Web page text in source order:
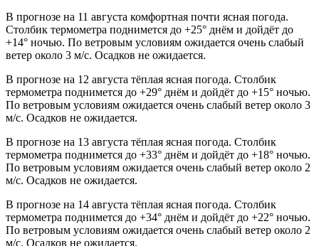
В прогнозе на 11 августа комфортная почти ясная погода.
Столбик термометра поднимется до +25° днём и дойдёт до
+14° ночью. По ветровым условиям ожидается очень слабый
ветер около 3 м/с. Осадков не ожидается.
В прогнозе на 12 августа тёплая ясная погода. Столбик
термометра поднимется до +29° днём и дойдёт до +15° ночью.
По ветровым условиям ожидается очень слабый ветер около 3
м/с. Осадков не ожидается.
В прогнозе на 13 августа тёплая ясная погода. Столбик
термометра поднимется до +33° днём и дойдёт до +18° ночью.
По ветровым условиям ожидается очень слабый ветер около 2
м/с. Осадков не ожидается.
В прогнозе на 14 августа тёплая ясная погода. Столбик
термометра поднимется до +34° днём и дойдёт до +22° ночью.
По ветровым условиям ожидается очень слабый ветер около 2
м/с. Осадков не ожидается.